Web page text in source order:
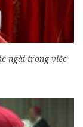
ngài trong việc